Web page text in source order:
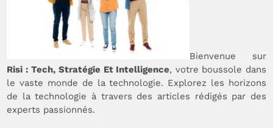
Bienvenue sur
Risi : Tech, Stratégie Et Intelligence, votre boussole dans
le vaste monde de la technologie. Explorez les horizons
de la technologie à travers des articles rédigés par des
experts passionnés.